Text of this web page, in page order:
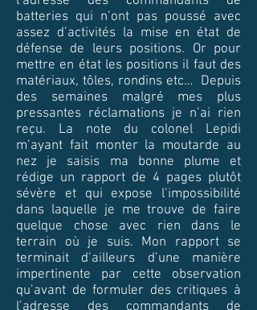
batteries qui n’ont pas poussé avec
assez d’activités la mise en état de
défense de leurs positions. Or pour
mettre en état les positions il faut des
matériaux, tôles, rondins etc… Depuis
des semaines malgré mes plus
pressantes réclamations je n’ai rien
reçu. La note du colonel Lepidi
m’ayant fait monter la moutarde au
nez je saisis ma bonne plume et
rédige un rapport de 4 pages plutôt
sévère et qui expose l’impossibilité
dans laquelle je me trouve de faire
quelque chose avec rien dans le
terrain où je suis. Mon rapport se
terminait d’ailleurs d’une manière
impertinente par cette observation
qu’avant de formuler des critiques à
l’adresse des commandants de